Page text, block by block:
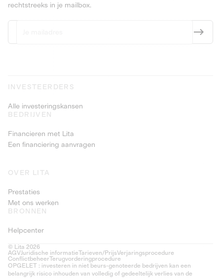
rechtstreeks in je mailbox.
INVESTEERDERS
Alle investeringskansen
BEDRIJVEN
Financieren met Lita
Een financiering aanvragen
OVER LITA
Prestaties
Met ons werken
BRONNEN
Helpcenter
© Lita 2026
AGVJuridische informatieTarieven/PrijsVerjaringsprocedure
ConflictbeheerTerugvorderingprocedure
OPGELET : investeren in niet beurs-genoteerde bedrijven kan een
belangrijk risico inhouden van volledig of gedeeltelijk verlies van de